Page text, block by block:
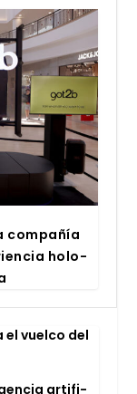
com­pa­ñía
holo­
vuel­co del
arti­fi­